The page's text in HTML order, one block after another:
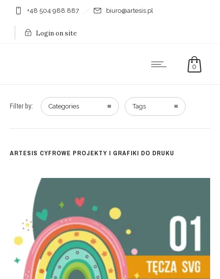
+48 504 988 887 biuro@artesis.pl
Login on site
0
Filter by: Categories Tags
ARTESIS CYFROWE PROJEKTY I GRAFIKI DO DRUKU